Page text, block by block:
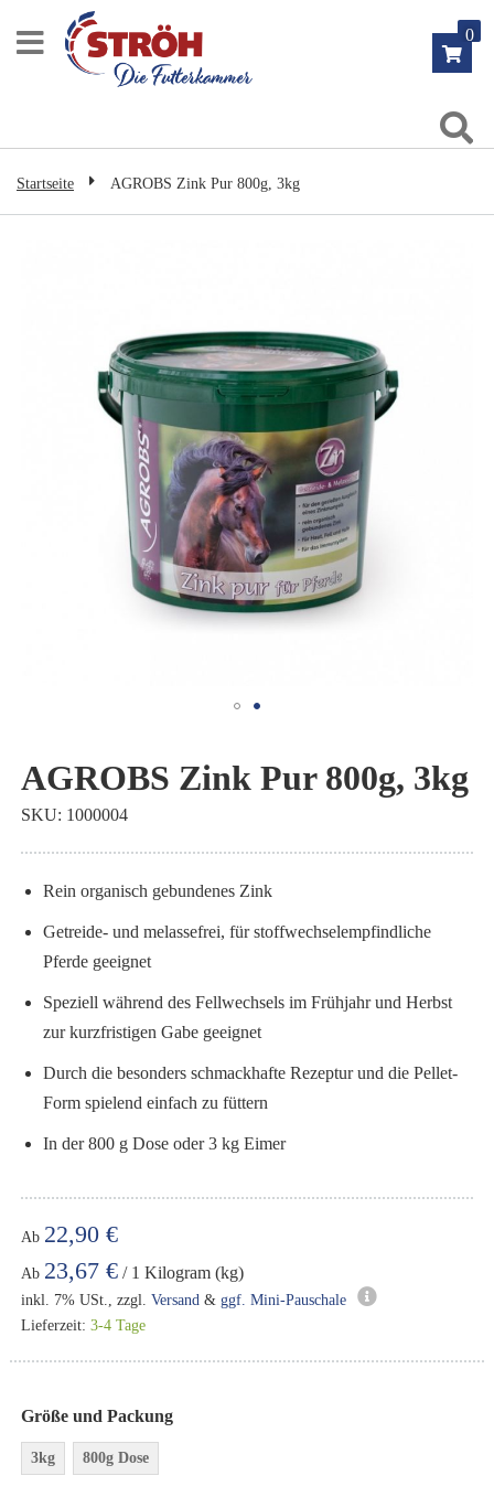
Inhalt
0
Startseite AGROBS Zink Pur 800g, 3kg
Anfang
der
Bildgalerie
springen
AGROBS Zink Pur 800g, 3kg
Ab 22,90 €
Ab 23,67 € / 1 Kilogram (kg)
inkl. 7% USt., zzgl.Versand &ggf. Mini-Pauschale
Lieferzeit:3-4 Tage
Größe und Packung
3kg 800g Dose
Rein organisch gebundenes Zink
Getreide- und melassefrei, für stoffwechselempfindliche
Pferde geeignet
Speziell während des Fellwechsels im Frühjahr und Herbst
zur kurzfristigen Gabe geeignet
Durch die besonders schmackhafte Rezeptur und die Pellet-
Form spielend einfach zu füttern
In der 800 g Dose oder 3 kg Eimer
SKU 1000004